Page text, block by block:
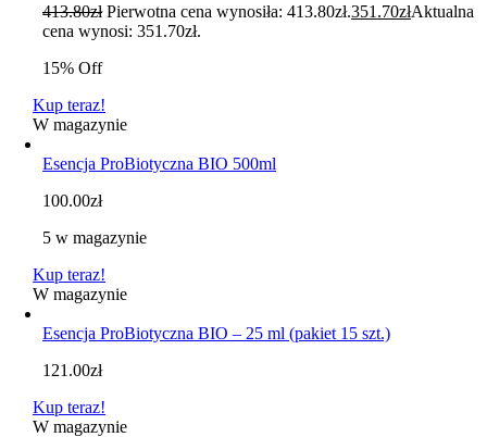
413.80zł Pierwotna cena wynosiła: 413.80zł.351.70złAktualna
cena wynosi: 351.70zł.
15% Off
Kup teraz!
W magazynie
Esencja ProBiotyczna BIO 500ml
100.00zł
5 w magazynie
Kup teraz!
W magazynie
Esencja ProBiotyczna BIO – 25 ml (pakiet 15 szt.)
121.00zł
Kup teraz!
W magazynie